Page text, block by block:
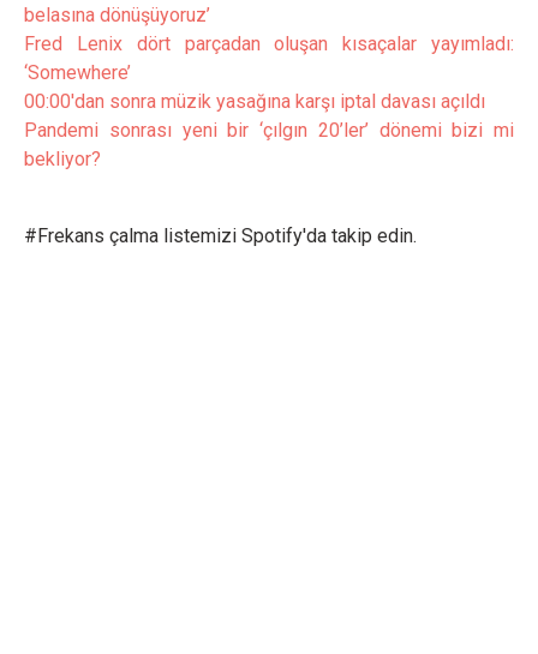
belasına dönüşüyoruz’
Fred Lenix dört parçadan oluşan kısaçalar yayımladı:
‘Somewhere’
00:00'dan sonra müzik yasağına karşı iptal davası açıldı
Pandemi sonrası yeni bir ‘çılgın 20’ler’ dönemi bizi mi
bekliyor?
#Frekans çalma listemizi Spotify'da takip edin.